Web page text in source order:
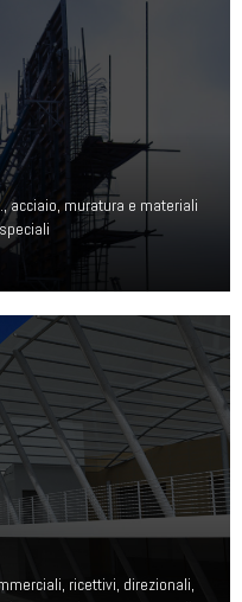
acciaio, muratura e materiali
ricettivi, direzionali,